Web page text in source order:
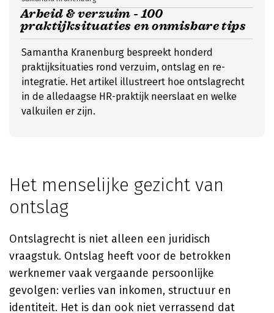
Arbeid & verzuim - 100
praktijksituaties en onmisbare tips
Samantha Kranenburg bespreekt honderd
praktijksituaties rond verzuim, ontslag en re-
integratie. Het artikel illustreert hoe ontslagrecht
in de alledaagse HR-praktijk neerslaat en welke
valkuilen er zijn.
Het menselijke gezicht van
ontslag
Ontslagrecht is niet alleen een juridisch
vraagstuk. Ontslag heeft voor de betrokken
werknemer vaak vergaande persoonlijke
gevolgen: verlies van inkomen, structuur en
identiteit. Het is dan ook niet verrassend dat